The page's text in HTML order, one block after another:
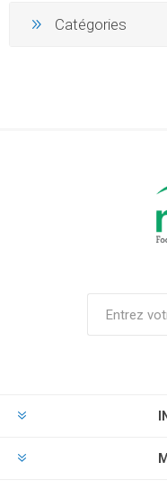
Catégories